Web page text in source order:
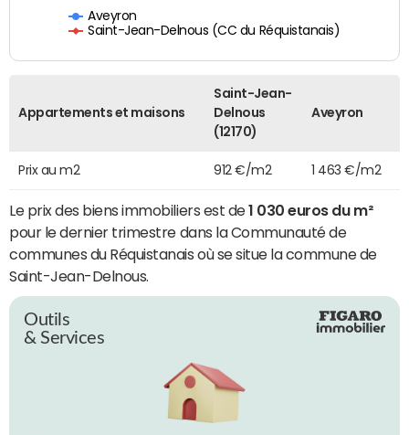
Aveyron
Saint-Jean-Delnous (CC du Réquistanais)
Appartements et maisons
Saint-Jean-
Delnous
(12170)
Aveyron
Prix au m2 912 €/m2 1 463 €/m2
Le prix des biens immobiliers est de1 030 euros du m²
pour le dernier trimestre dans la Communauté de
communes du Réquistanais où se situe la commune de
Saint-Jean-Delnous.
Outils
& Services